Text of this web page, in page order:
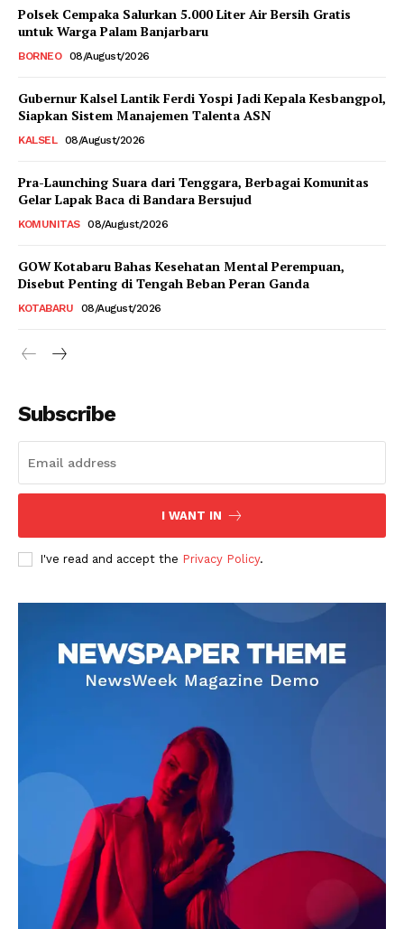
Polsek Cempaka Salurkan 5.000 Liter Air Bersih Gratis
untuk Warga Palam Banjarbaru
BORNEO 08/August/2026
Gubernur Kalsel Lantik Ferdi Yospi Jadi Kepala Kesbangpol,
Siapkan Sistem Manajemen Talenta ASN
KALSEL 08/August/2026
Pra-Launching Suara dari Tenggara, Berbagai Komunitas
Gelar Lapak Baca di Bandara Bersujud
KOMUNITAS 08/August/2026
GOW Kotabaru Bahas Kesehatan Mental Perempuan,
Disebut Penting di Tengah Beban Peran Ganda
KOTABARU 08/August/2026
Subscribe
I WANT IN
I've read and accept the Privacy Policy.